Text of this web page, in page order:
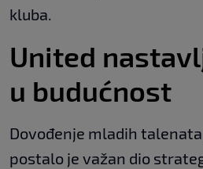
kluba.
United
u budućnost
Dovođenje mladih
postalo je važan dio